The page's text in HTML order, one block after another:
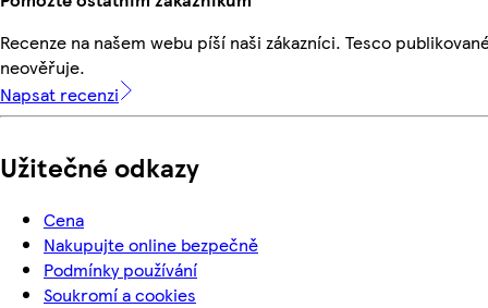
Recenze na našem webu píší naši zákazníci. Tesco
neověřuje.
Napsat recenzi
Užitečné odkazy
Cena
Nakupujte online bezpečně
Podmínky používání
Soukromí a cookies